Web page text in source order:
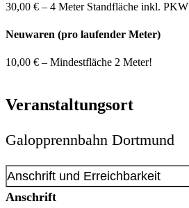
30,00 € – 4 Meter Standfläche inkl. PKW
Neuwaren (pro laufender Meter)
10,00 € – Mindestfläche 2 Meter!
Veranstaltungsort
Galopprennbahn Dortmund
Anschrift und Erreichbarkeit
Anschrift